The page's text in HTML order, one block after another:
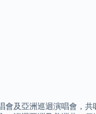
會及亞洲巡迴演唱會，